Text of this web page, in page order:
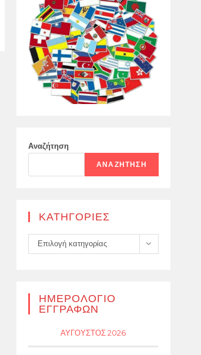
Αναζήτηση
ΑΝΑΖΉΤΗΣΗ
KΑΤΗΓΟΡΊΕΣ
Kατηγορίες
Επιλογή κατηγορίας
ΗΜΕΡΟΛΌΓΙΟ
ΕΓΓΡΑΦΏΝ
ΑΎΓΟΥΣΤΟΣ 2026